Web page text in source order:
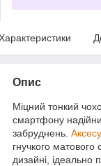
Опис
Міцний тонкий
смартфону
забруднень.
гнучкого
дизайні, ідеально